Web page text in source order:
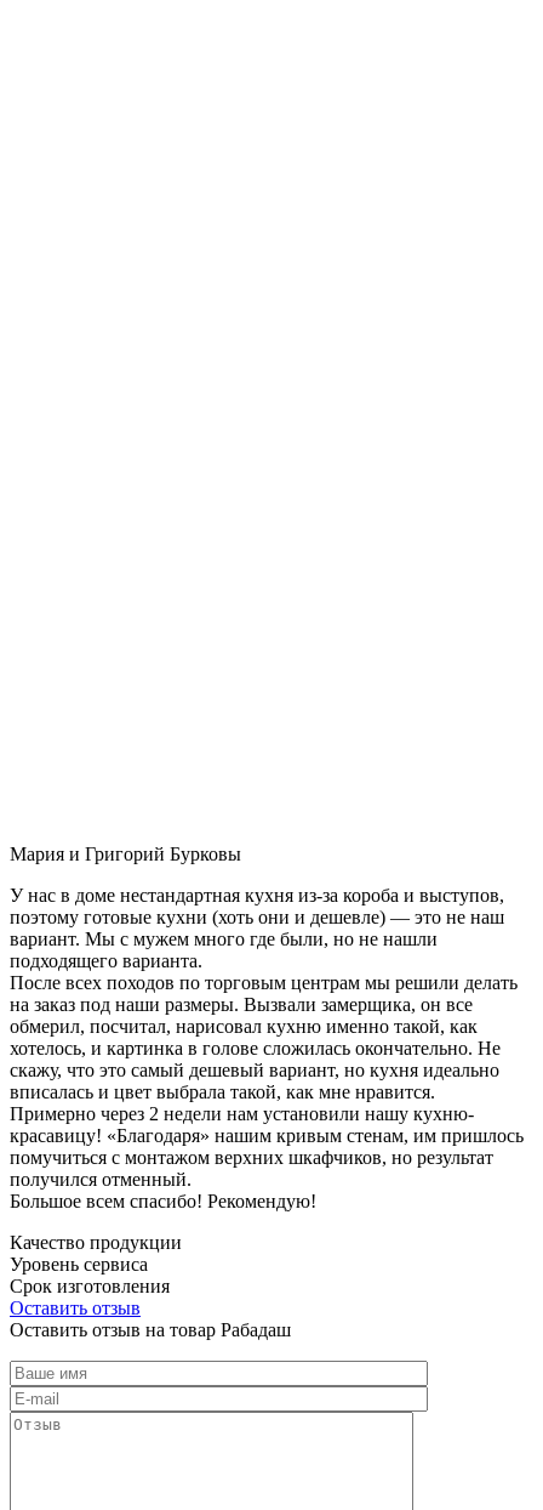
Мария и Григорий Бурковы
У нас в доме нестандартная кухня из-за короба и выступов,
поэтому готовые кухни (хоть они и дешевле) — это не наш
вариант. Мы с мужем много где были, но не нашли
подходящего варианта.
После всех походов по торговым центрам мы решили делать
на заказ под наши размеры. Вызвали замерщика, он все
обмерил, посчитал, нарисовал кухню именно такой, как
хотелось, и картинка в голове сложилась окончательно. Не
скажу, что это самый дешевый вариант, но кухня идеально
вписалась и цвет выбрала такой, как мне нравится.
Примерно через 2 недели нам установили нашу кухню-
красавицу! «Благодаря» нашим кривым стенам, им пришлось
помучиться с монтажом верхних шкафчиков, но результат
получился отменный.
Большое всем спасибо! Рекомендую!
Качество продукции
Уровень сервиса
Срок изготовления
Оставить отзыв
Оставить отзыв на товар Рабадаш